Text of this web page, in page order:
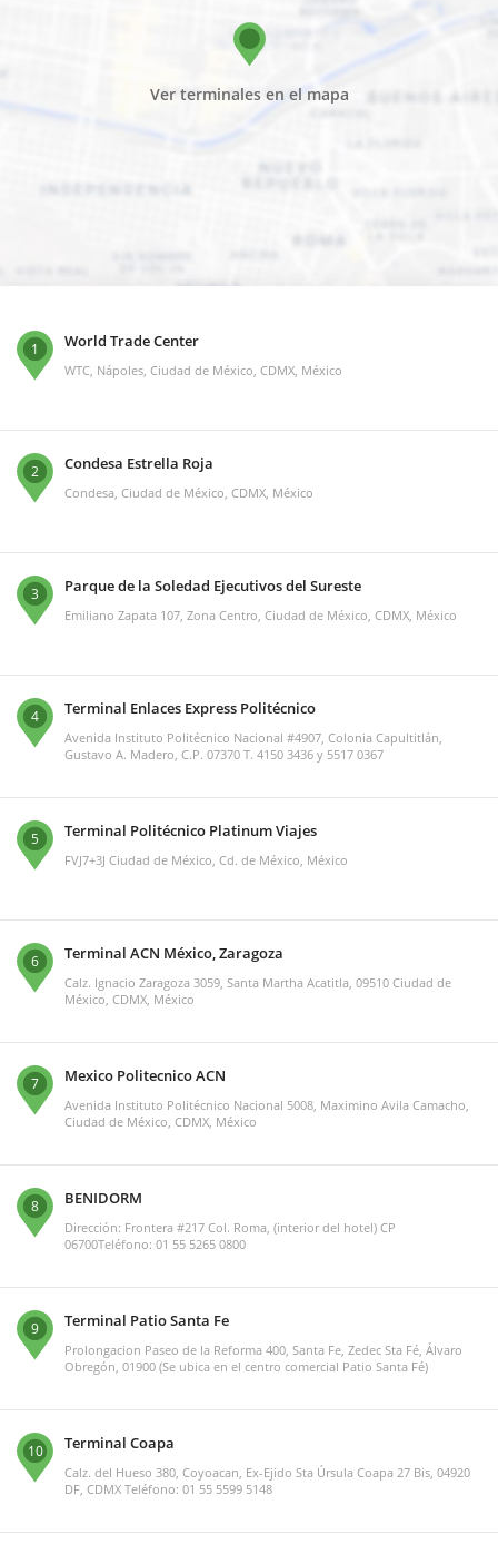
Ver terminales en el mapa
1 World Trade Center
WTC, Nápoles, Ciudad de México, CDMX, México
2 Condesa Estrella Roja
Condesa, Ciudad de México, CDMX, México
3 Parque de la Soledad Ejecutivos del Sureste
Emiliano Zapata 107, Zona Centro, Ciudad de México, CDMX, México
4 Terminal Enlaces Express Politécnico
Avenida Instituto Politécnico Nacional #4907, Colonia Capultitlán,
Gustavo A. Madero, C.P. 07370 T. 4150 3436 y 5517 0367
5 Terminal Politécnico Platinum Viajes
FVJ7+3J Ciudad de México, Cd. de México, México
6 Terminal ACN México, Zaragoza
Calz. Ignacio Zaragoza 3059, Santa Martha Acatitla, 09510 Ciudad de
México, CDMX, México
7 Mexico Politecnico ACN
Avenida Instituto Politécnico Nacional 5008, Maximino Avila Camacho,
Ciudad de México, CDMX, México
8 BENIDORM
Dirección: Frontera #217 Col. Roma, (interior del hotel) CP
06700Teléfono: 01 55 5265 0800
9 Terminal Patio Santa Fe
Prolongacion Paseo de la Reforma 400, Santa Fe, Zedec Sta Fé, Álvaro
Obregón, 01900 (Se ubica en el centro comercial Patio Santa Fé)
10 Terminal Coapa
Calz. del Hueso 380, Coyoacan, Ex-Ejido Sta Úrsula Coapa 27 Bis, 04920
DF, CDMX Teléfono: 01 55 5599 5148